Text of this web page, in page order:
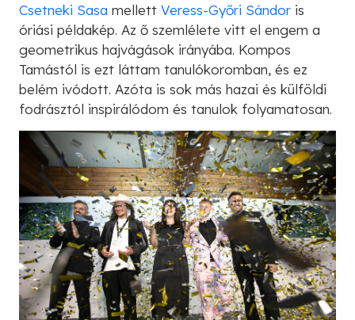
Csetneki Sasa mellett Veress-Győri Sándor is
óriási példakép. Az ő szemlélete vitt el engem a
geometrikus hajvágások irányába. Kompos
Tamástól is ezt láttam tanulókoromban, és ez
belém ivódott. Azóta is sok más hazai és külföldi
fodrásztól inspirálódom és tanulok folyamatosan.